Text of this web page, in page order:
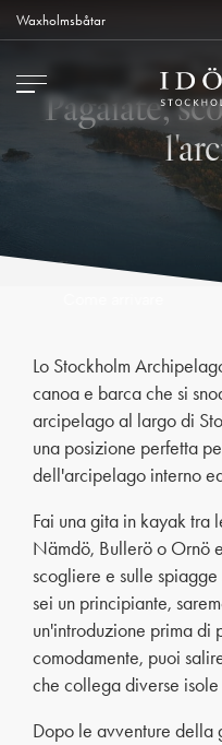
Waxholmsbåtar
Pagaiate,
Lo Stockholm
canoa e barca che si
arcipelago al largo di
una posizione perfetta
dell'arcipelago interno
Fai una gita in kayak tra
Nämdö, Bullerö o Ornö
scogliere e sulle
sei un principiante,
un'introduzione prima di
comodamente, puoi
che collega diverse
Dopo le avventure della